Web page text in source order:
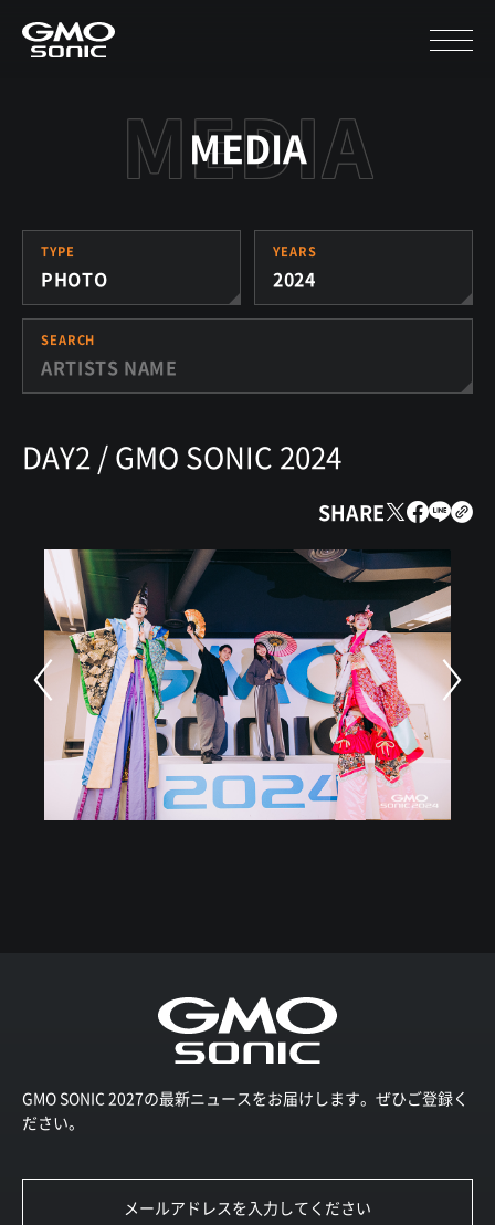
MEDIA
TYPE
PHOTO
YEARS
2024
SEARCH
DAY2 / GMO SONIC 2024
SHARE
GMO SONIC 2027の最新ニュースをお届けします。ぜひご登録く
ださい。